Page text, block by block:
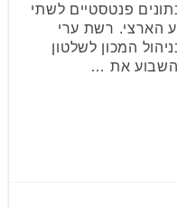
פנטסטיים לשתי
הארצי. רשת ערי
המכון לשלטון
השבוע את …